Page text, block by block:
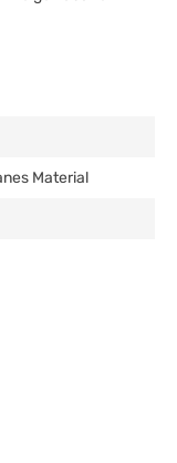
Material